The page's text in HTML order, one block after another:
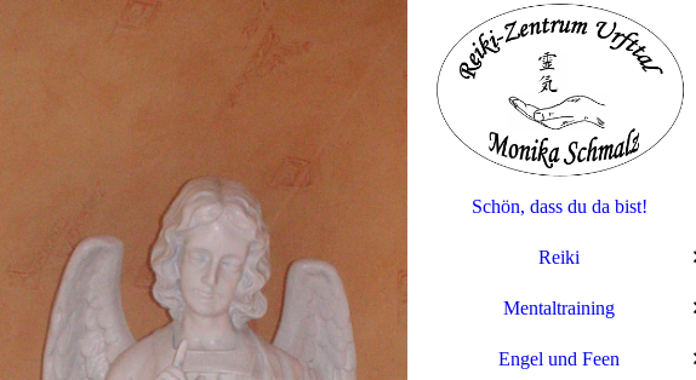
Schön, dass du da bist!
Reiki
Mentaltraining
Engel und Feen